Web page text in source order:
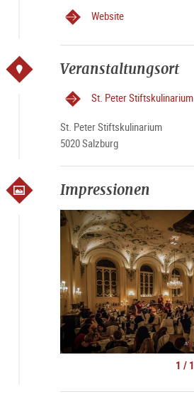
Website
Veranstaltungsort
St. Peter Stiftskulinarium
St. Peter Stiftskulinarium
5020 Salzburg
Impressionen
1 / 1